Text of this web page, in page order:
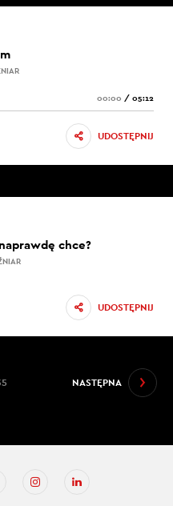
00:00 / 05:12
UDOSTĘPNIJ
chce?
UDOSTĘPNIJ
NASTĘPNA